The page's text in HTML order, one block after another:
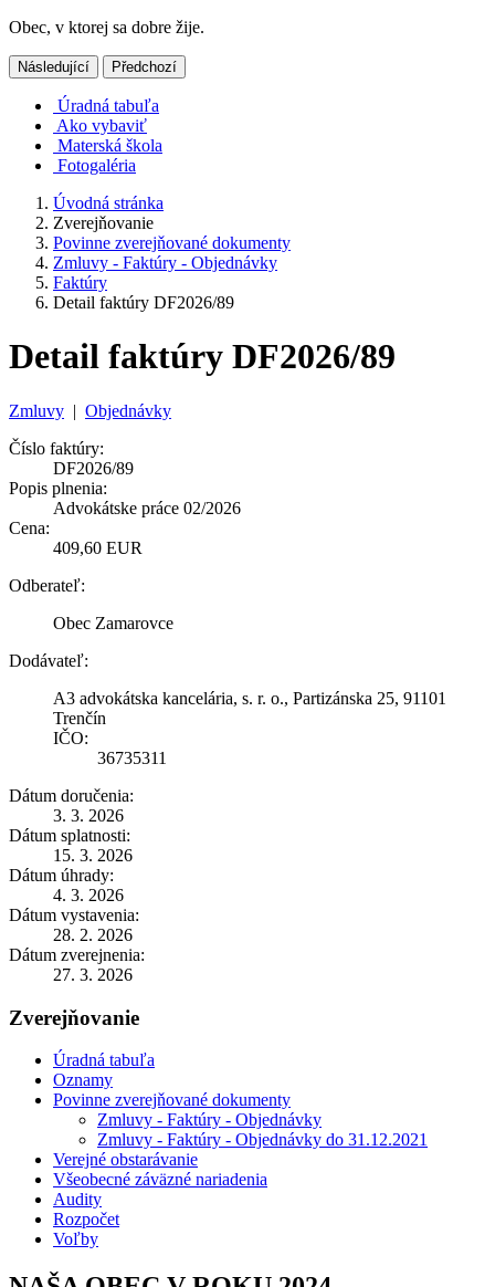
Obec, v ktorej sa dobre žije.
Následující Předchozí
Úradná tabuľa
Ako vybaviť
Materská škola
Fotogaléria
Úvodná stránka
Zverejňovanie
Povinne zverejňované dokumenty
Zmluvy - Faktúry - Objednávky
Faktúry
Detail faktúry DF2026/89
Detail faktúry DF2026/89
Zmluvy | Objednávky
Číslo faktúry:
DF2026/89
Popis plnenia:
Advokátske práce 02/2026
Cena:
409,60 EUR
Odberateľ:
Obec Zamarovce
Dodávateľ:
A3 advokátska kancelária, s. r. o., Partizánska 25, 91101
Trenčín
IČO:
36735311
Dátum doručenia:
3. 3. 2026
Dátum splatnosti:
15. 3. 2026
Dátum úhrady:
4. 3. 2026
Dátum vystavenia:
28. 2. 2026
Dátum zverejnenia:
27. 3. 2026
Zverejňovanie
Úradná tabuľa
Oznamy
Povinne zverejňované dokumenty
Zmluvy - Faktúry - Objednávky
Zmluvy - Faktúry - Objednávky do 31.12.2021
Verejné obstarávanie
Všeobecné záväzné nariadenia
Audity
Rozpočet
Voľby